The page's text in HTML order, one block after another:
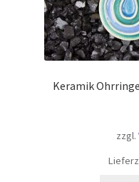
Keramik
zzgl.